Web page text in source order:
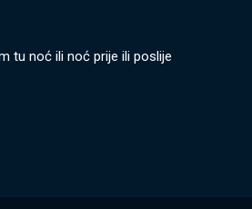
tu noć ili noć prije ili poslije